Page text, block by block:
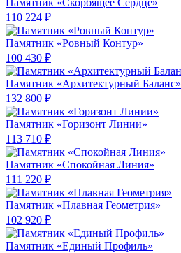
Памятник «Скорбящее Сердце»
110 224 ₽
Памятник «Ровный Контур»
100 430 ₽
Памятник «Архитектурный Баланс»
132 800 ₽
Памятник «Горизонт Линии»
113 710 ₽
Памятник «Спокойная Линия»
111 220 ₽
Памятник «Плавная Геометрия»
102 920 ₽
Памятник «Единый Профиль»